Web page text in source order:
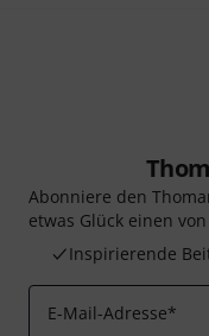
Abonniere den
etwas Glück einen von
Inspirierende
E-Mail-Adresse*